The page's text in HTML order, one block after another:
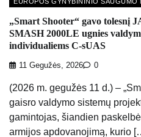
„Smart Shooter“ gavo tolesnį
SMASH 2000LE ugnies
individualiems C-sUAS
11 Gegužės, 2026 0
(2026 m. gegužės 11 d.) –
gaisro valdymo sistemų
gamintojas, šiandien
armijos apdovanojimą, kurio